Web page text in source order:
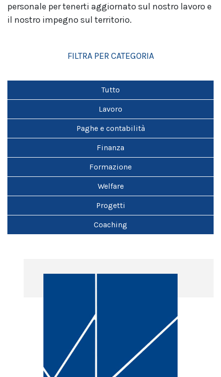
personale per tenerti aggiornato sul nostro lavoro e
il nostro impegno sul territorio.
FILTRA PER CATEGORIA
Tutto
Lavoro
Paghe e contabilità
Finanza
Formazione
Welfare
Progetti
Coaching